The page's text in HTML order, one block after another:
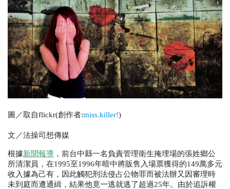
圖／取自flickr(創作者:miss.killer!)
文／法操司想傳媒
根據新聞報導 ，前台中縣一名負責管理衛生掩埋場的張姓鄉公
所清潔員，在1995至1996年暗中將販售入場票獲得的149萬多元
收入據為己有，因此觸犯刑法侵占公物罪而被法辦又因審理時
未到庭而遭通緝，結果他竟一逃就逃了超過25年。由於追訴權